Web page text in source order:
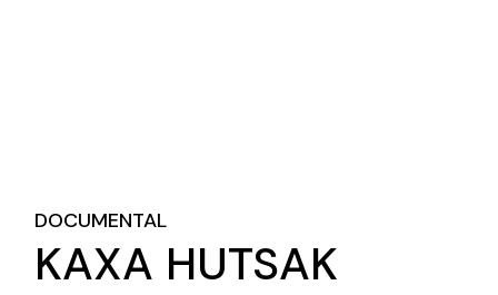
DOCUMENTAL
KAXA HUTSAK